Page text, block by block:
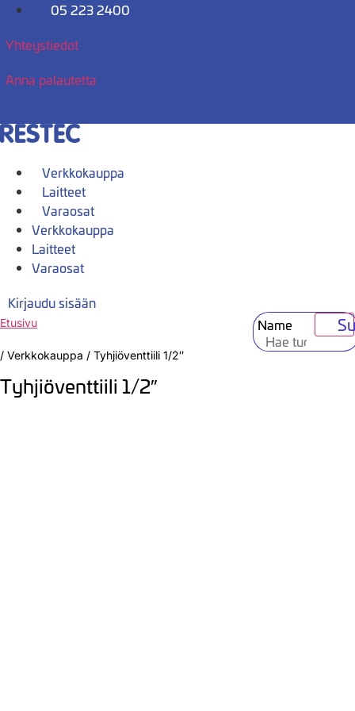
Mene
05 223 2400
Yhteystiedot
Anna palautetta
Verkkokauppa
Laitteet
Varaosat
Verkkokauppa
Laitteet
Varaosat
Kirjaudu sisään
Name
Etusivu
/ Verkkokauppa / Tyhjiöventtiili 1/2″
Tyhjiöventtiili 1/2″